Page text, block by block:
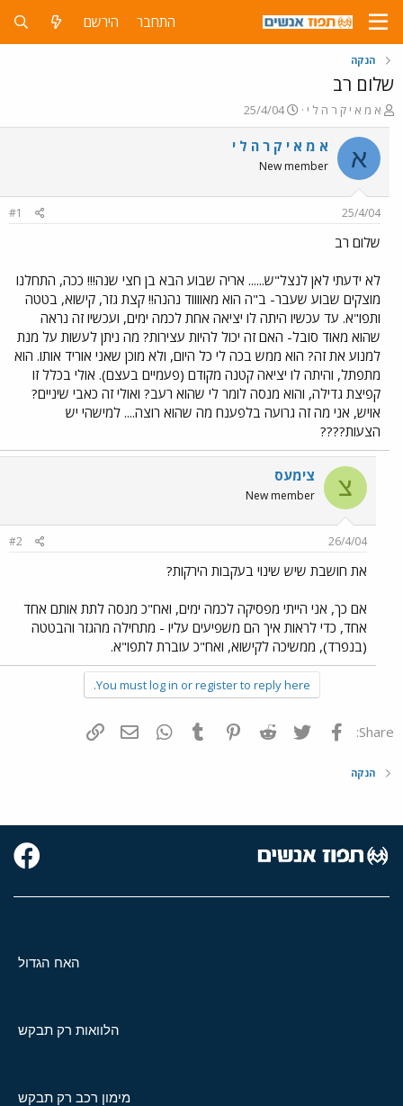
התחבר הירשם
הנקה
שלום רב
פ
ו
ת
ח
ה
ש
א
א מ א י ק ר ה ל י
פ
ו
ר
ם
ך
25/4/04
א א מ א י ק ר ה ל י
New member
25/4/04
#1
שלום רב
לא ידעתי לאן לנצל"ש...... אריה שבוע הבא בן חצי שנה!!! ככה, התחלנו
מוצקים שבוע שעבר- ב"ה הוא מאווווד נהנה!! קצת גזר, קישוא, בטטה
ותפו"א. עד עכשיו היתה לו יציאה אחת לכמה ימים, ועכשיו זה נראה
שהוא מאוד סובל- האם זה יכול להיות עצירות? מה ניתן לעשות על מנת
למנוע את זה? הוא ממש בכה לי כל היום, ולא מוכן שאני אוריד אותו. הוא
מתפתל, והיתה לו יציאה קטנה מקודם (פעמיים בעצם). אולי בכלל זו
קפיצת גדילה, והוא מנסה לומר לי שהוא רעב? ואולי זה כאבי שיניים?
אויש, אני מה זה גרועה בלפענח מה שהוא רוצה.... למישהי יש
הצעות????
צ צימעס
New member
26/4/04
#2
את חושבת שיש שינוי בעקבות הירקות?
אם כך, אני הייתי מפסיקה לכמה ימים, ואח"כ מנסה לתת אותם אחד
אחד, כדי לראות איך הם משפיעים עליו - מתחילה מהגזר והבטטה
(בנפרד), ממשיכה לקישוא, ואח"כ עוברת לתפו"א.
You must log in or register to reply here.
Share: פייסבוק Twitter
Reddit
Pinterest
Tumblr
WhatsAppדואר אלקטרוני
הנקה
האח הגדול
הלוואות רק תבקש
מימון רכב רק תבקש